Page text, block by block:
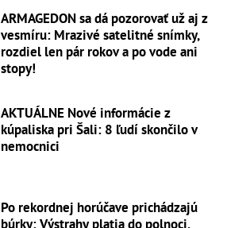
ARMAGEDON sa dá pozorovať už aj z
vesmíru: Mrazivé satelitné snímky,
rozdiel len pár rokov a po vode ani
stopy!
AKTUÁLNE Nové informácie z
kúpaliska pri Šali: 8 ľudí skončilo v
nemocnici
Po rekordnej horúčave prichádzajú
búrky: Výstrahy platia do polnoci,